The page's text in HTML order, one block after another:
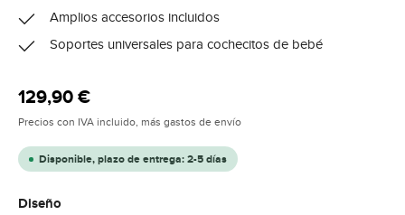
Amplios accesorios incluidos
Soportes universales para cochecitos de bebé
Precio normal:
129,90 €
Precios con IVA incluido, más gastos de envío
Disponible, plazo de entrega: 2-5 días
Seleccione
Diseño